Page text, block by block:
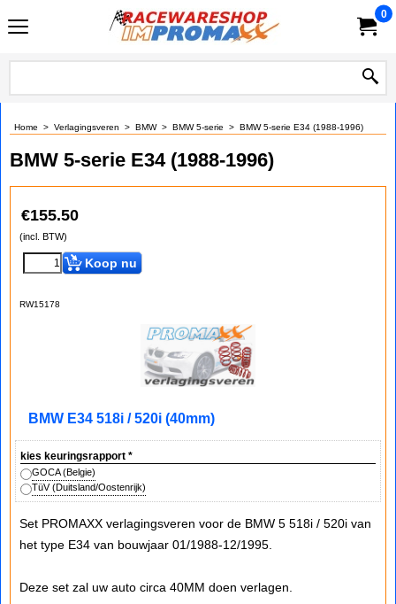
0
Home > Verlagingsveren > BMW> BMW 5-serie > BMW 5-serie E34 (1988-1996)
BMW 5-serie E34 (1988-1996)
€155.50
(incl. BTW)
Koop nu
RW15178
BMW E34 518i / 520i (40mm)
kies keuringsrapport *
GOCA (Belgie)
TüV (Duitsland/Oostenrijk)
Set PROMAXX verlagingsveren voor de BMW 5 518i / 520i van
het type E34 van bouwjaar 01/1988-12/1995.
Deze set zal uw auto circa 40MM doen verlagen.